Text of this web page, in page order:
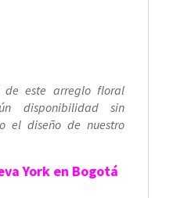
este arreglo floral
disponibilidad sin
el diseño de nuestro
Yorken Bogotá